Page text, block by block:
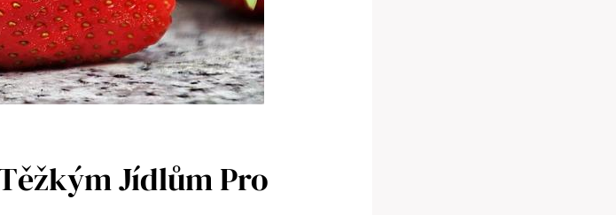
Jídlům Pro